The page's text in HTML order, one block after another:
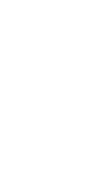
A2D8-
A2D8-